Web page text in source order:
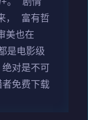
。 剧情
， 富有哲
美也在
是电影级
对是不可
免费下载